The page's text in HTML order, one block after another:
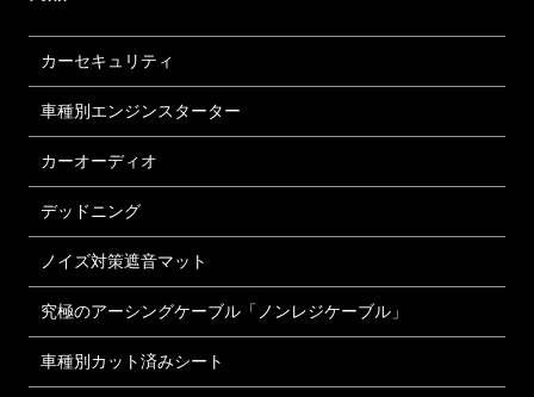
カーセキュリティ
車種別エンジンスターター
カーオーディオ
デッドニング
ノイズ対策遮音マット
究極のアーシングケーブル「ノンレジケーブル」
車種別カット済みシート